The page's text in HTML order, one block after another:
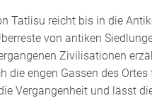
Tatlisu reicht bis in die
von antiken
Zivilisationen
die engen Gassen des Ortes
Vergangenheit und lässt